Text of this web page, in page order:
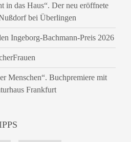
in das Haus“. Der neu eröffnete
bei Überlingen
Ingeborg-Bachmann-Preis 2026
Menschen“. Buchpremiere mit
Frankfurt